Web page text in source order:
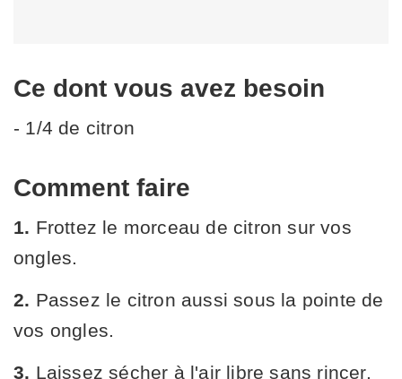
Ce dont vous avez besoin
- 1/4 de citron
Comment faire
1. Frottez le morceau de citron sur vos
ongles.
2. Passez le citron aussi sous la pointe de
vos ongles.
3. Laissez sécher à l'air libre sans rincer.